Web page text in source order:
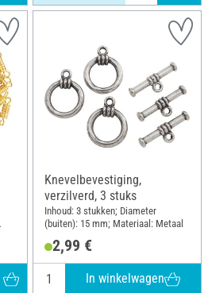
Knevelbevestiging,
verzilverd, 3 stuks
Inhoud: 3 stukken; Diameter
(buiten): 15 mm; Materiaal: Metaal
2,99 €
In winkelwagen